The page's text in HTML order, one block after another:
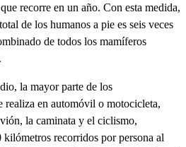
recorre en un año. Con esta medida,
de los humanos a pie es seis veces
de todos los mamíferos
la mayor parte de los
realiza en automóvil o motocicleta,
la caminata y el ciclismo,
kilómetros recorridos por persona al